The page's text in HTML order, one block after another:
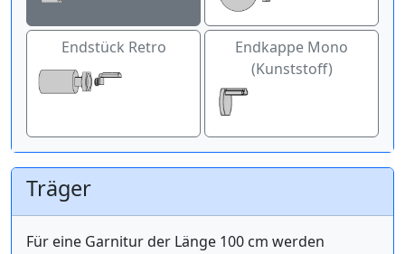
Endstück Retro
Endkappe Mono
(Kunststoff)
Träger
Für eine Garnitur der Länge 100 cm werden